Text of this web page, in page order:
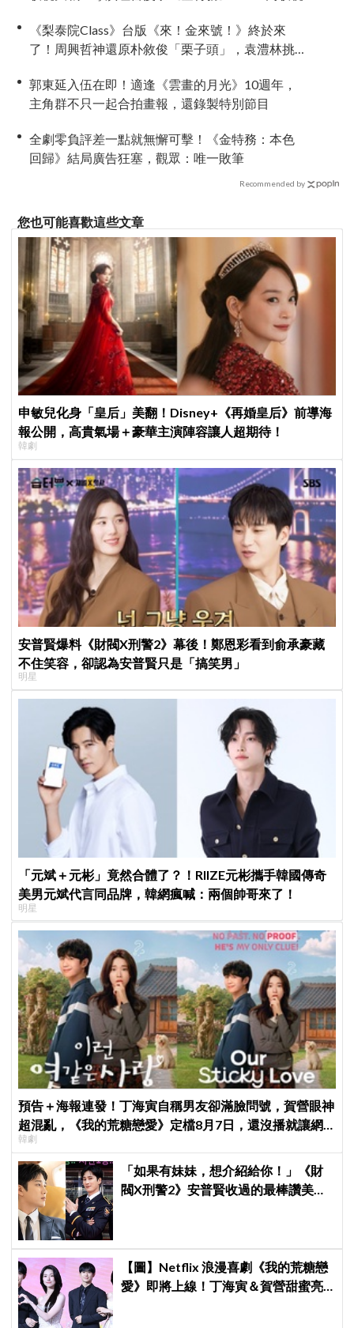
《梨泰院Class》台版《來！金來號！》終於來
了！周興哲神還原朴敘俊「栗子頭」，袁澧林挑
郭東延入伍在即！適逢《雲畫的月光》10週年，
主角群不只一起合拍畫報，還錄製特別節目
全劇零負評差一點就無懈可擊！《金特務：本色
回歸》結局廣告狂塞，觀眾：唯一敗筆
Recommended by
您也可能喜歡這些文章
申敏兒化身「皇后」美翻！Disney+《再婚皇后》前導海
報公開，高貴氣場＋豪華主演陣容讓人超期待！
韓劇
安普賢爆料《財閥X刑警2》幕後！鄭恩彩看到俞承豪藏
不住笑容，卻認為安普賢只是「搞笑男」
明星
「元斌＋元彬」竟然合體了？！RIIZE元彬攜手韓國傳奇
美男元斌代言同品牌，韓網瘋喊：兩個帥哥來了！
明星
預告＋海報連發！丁海寅自稱男友卻滿臉問號，賀營眼神
超混亂，《我的荒糖戀愛》定檔8月7日，還沒播就讓網
友瘋猜結局
韓劇
「如果有妹妹，想介紹給你！」《財
閥X刑警2》安普賢收過的最棒讚美，
【圖】Netflix 浪漫喜劇《我的荒糖戀
愛》即將上線！丁海寅＆賀營甜蜜亮